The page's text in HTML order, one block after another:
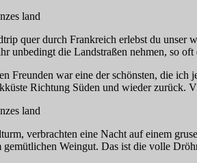
quer durch Frankreich erlebst du unser
unbedingt die Landstraßen nehmen, so oft
Freunden war eine der schönsten, die
Richtung Süden und wieder zurück.
verbrachten eine Nacht auf einem
gemütlichen Weingut. Das ist die volle